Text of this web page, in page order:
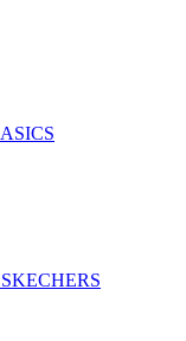
ASICS
SKECHERS